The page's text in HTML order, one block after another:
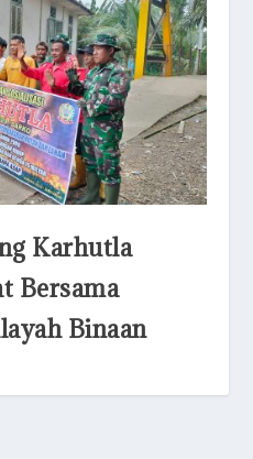
Karhutla
Bersama
Binaan